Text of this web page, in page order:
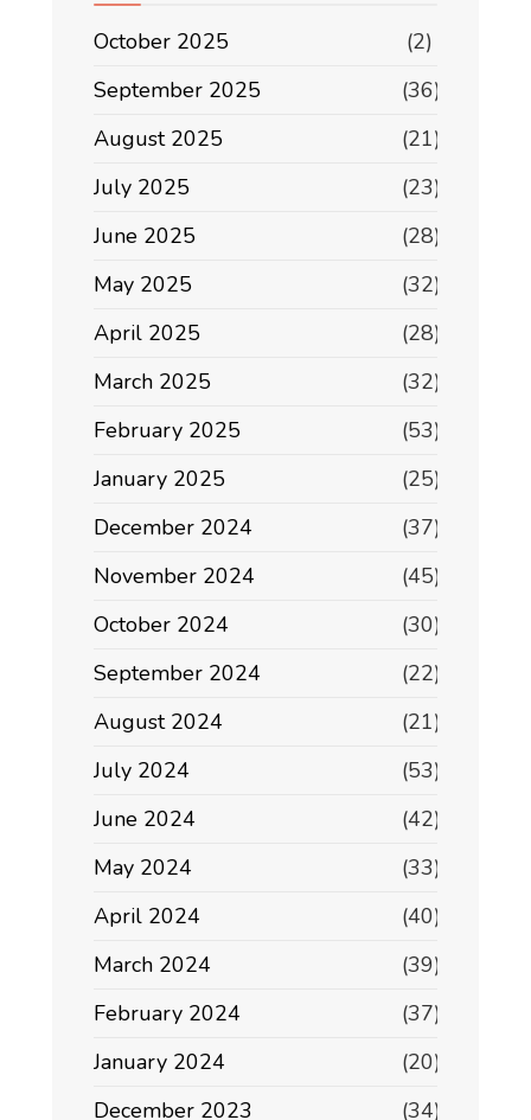
October 2025
(2)
September 2025
(36)
August 2025
(21)
July 2025
(23)
June 2025
(28)
May 2025
(32)
April 2025
(28)
March 2025
(32)
February 2025
(53)
January 2025
(25)
December 2024
(37)
November 2024
(45)
October 2024
(30)
September 2024
(22)
August 2024
(21)
July 2024
(53)
June 2024
(42)
May 2024
(33)
April 2024
(40)
March 2024
(39)
February 2024
(37)
January 2024
(20)
December 2023
(34)